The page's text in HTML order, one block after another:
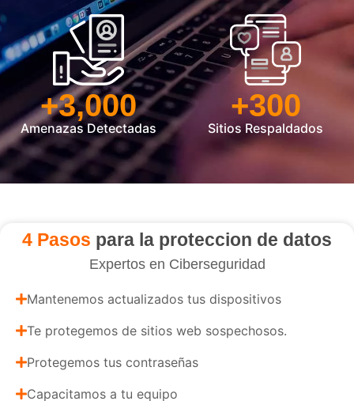
Amenazas Detectadas
+3,000
Sitios Respaldados
+300
4 Pasos para la proteccion de datos
Expertos en Ciberseguridad
Mantenemos actualizados tus dispositivos
Te protegemos de sitios web sospechosos.
Protegemos tus contraseñas
Capacitamos a tu equipo